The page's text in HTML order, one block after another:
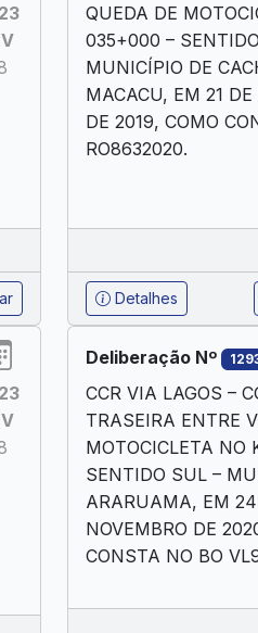
QUEDA DE
035+000 –
MUNICÍPIO DE
MACACU, EM 21 DE
DE 2019, COMO
RO8632020.
Detalhes
Deliberação Nº
CCR VIA LAGOS –
TRASEIRA ENTRE
MOTOCICLETA NO
SENTIDO SUL –
ARARUAMA, EM
NOVEMBRO DE
CONSTA NO BO